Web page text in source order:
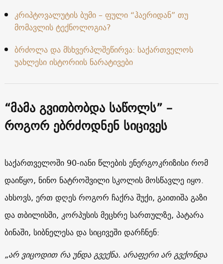
კრიპტოვალუტის ბუმი – ფული “ჰაერიდან” თუ
მომავლის ტექნოლოგია?
ბრძოლა და მსხვერპლშეწირვა: საქართველოს
უახლესი ისტორიის ნარატივები
“მამა გვითბობდა საწოლს” –
როგორ ებრძოდნენ სიცივეს
საქართველოში 90-იანი წლების ენერგოკრიზისი რომ
დაიწყო, ნინო ნატროშვილი სკოლის მოსწავლე იყო.
ახსოვს, ერთ დღეს როგორ ჩაქრა შუქი, გაითიშა გაზი
და თბილისში, კორპუსის მეცხრე სართულზე, პატარა
ბინაში, სიბნელესა და სიცივეში დარჩნენ:
„არ ვიცოდით რა უნდა გვექნა. არაფერი არ გვქონდა